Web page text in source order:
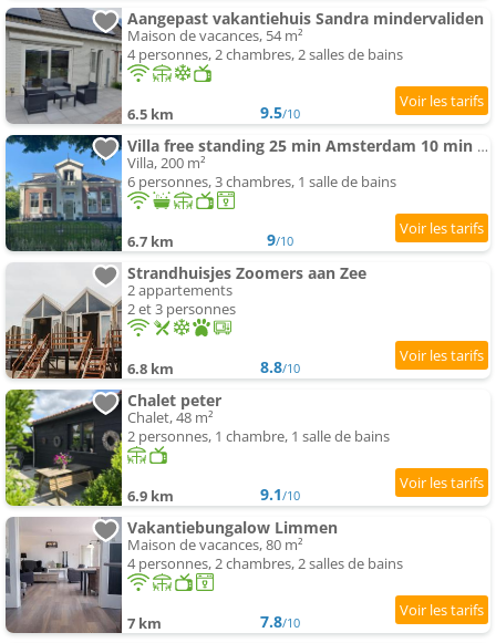
Aangepast vakantiehuis Sandra mindervaliden
Maison de vacances, 54 m²
4 personnes, 2 chambres, 2 salles de bains
6.5 km 9.5/10
Villa free standing 25 min Amsterdam 10 min plage
Villa, 200 m²
6 personnes, 3 chambres, 1 salle de bains
6.7 km 9/10
Strandhuisjes Zoomers aan Zee
2 appartements
2 et 3 personnes
6.8 km 8.8/10
Chalet peter
Chalet, 48 m²
2 personnes, 1 chambre, 1 salle de bains
6.9 km 9.1/10
Vakantiebungalow Limmen
Maison de vacances, 80 m²
4 personnes, 2 chambres, 2 salles de bains
7 km 7.8/10